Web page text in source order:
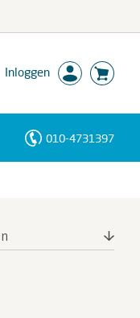
Inloggen
010-4731397